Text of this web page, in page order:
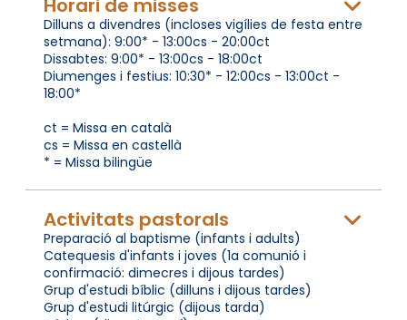
Horari de misses
Dilluns a divendres (incloses vigílies de festa entre
setmana): 9:00* - 13:00cs - 20:00ct
Dissabtes: 9:00* - 13:00cs - 18:00ct
Diumenges i festius: 10:30* - 12:00cs - 13:00ct -
18:00*
ct = Missa en català
cs = Missa en castellà
* = Missa bilingüe
Activitats pastorals
Preparació al baptisme (infants i adults)
Catequesis d'infants i joves (1a comunió i
confirmació: dimecres i dijous tardes)
Grup d'estudi bíblic (dilluns i dijous tardes)
Grup d'estudi litúrgic (dijous tarda)